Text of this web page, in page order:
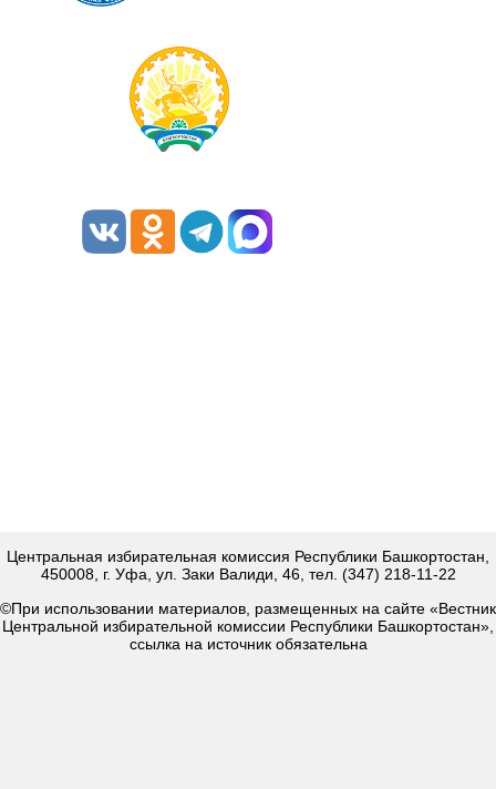
Центральная избирательная комиссия Республики Башкортостан,
450008, г. Уфа, ул. Заки Валиди, 46, тел. (347) 218-11-22
©При использовании материалов, размещенных на сайте «Вестник
Центральной избирательной комиссии Республики Башкортостан»,
ссылка на источник обязательна